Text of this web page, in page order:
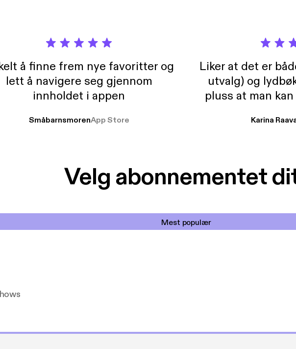
å finne frem nye favoritter og
lett å navigere seg gjennom
innholdet i appen
SmåbarnsmorenApp Store
Liker at det er
utvalg) og
pluss at man
Karina
Velg abonnementet
Mest populær